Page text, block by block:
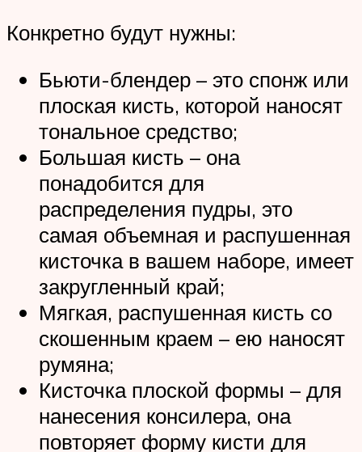
Конкретно будут нужны:
Бьюти-блендер – это спонж или
плоская кисть, которой наносят
тональное средство;
Большая кисть – она
понадобится для
распределения пудры, это
самая объемная и распушенная
кисточка в вашем наборе, имеет
закругленный край;
Мягкая, распушенная кисть со
скошенным краем – ею наносят
румяна;
Кисточка плоской формы – для
нанесения консилера, она
повторяет форму кисти для